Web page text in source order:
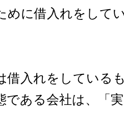
めに借入れをして
借入れをしている
である会社は、「